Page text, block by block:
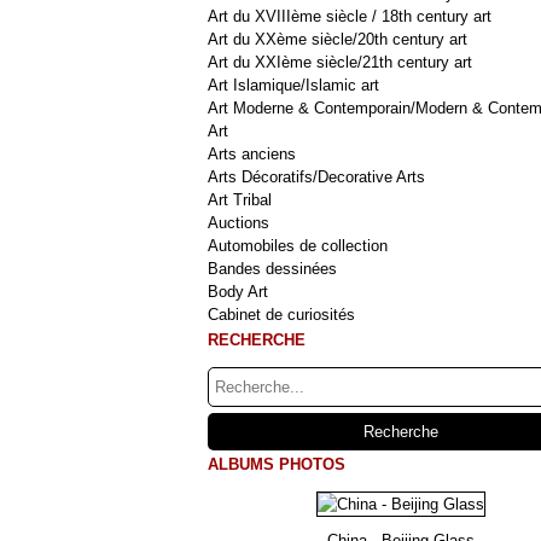
Art du XVIIIème siècle / 18th century art
Art du XXème siècle/20th century art
Art du XXIème siècle/21th century art
Art Islamique/Islamic art
Art Moderne & Contemporain/Modern &
Art
Arts anciens
Arts Décoratifs/Decorative Arts
Art Tribal
Auctions
Automobiles de collection
Bandes dessinées
Body Art
Cabinet de curiosités
RECHERCHE
ALBUMS PHOTOS